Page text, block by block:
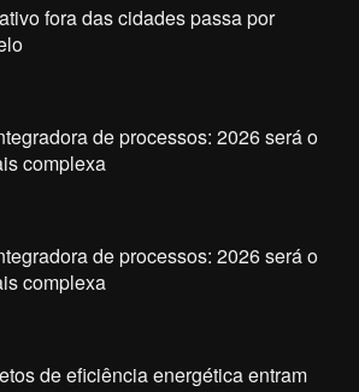
fora das cidades passa por
de processos: 2026 será o
complexa
de processos: 2026 será o
complexa
de eficiência energética entram